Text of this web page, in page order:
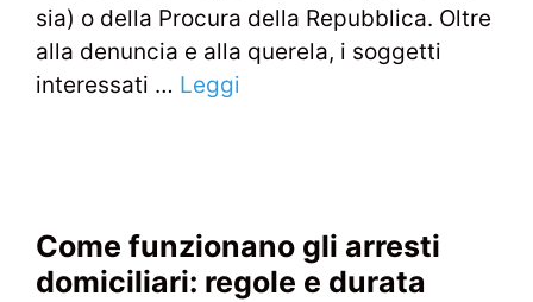
sia) o della Procura della Repubblica. Oltre
alla denuncia e alla querela, i soggetti
interessati … Leggi
Come funzionano gli arresti
domiciliari: regole e durata